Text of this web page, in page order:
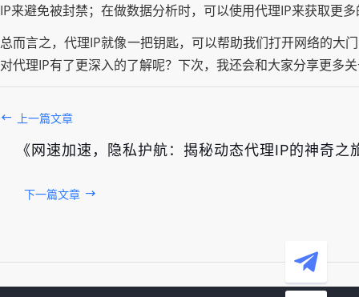
IP来避免被封禁；在做数据分析时，可以使用代理IP来获取更
总而言之，代理IP就像一把钥匙，可以帮助我们打开网络的大
对代理IP有了更深入的了解呢？下次，我还会和大家分享更多
上一篇文章
《网速加速，隐私护航：揭秘动态代理IP的神奇之
下一篇文章